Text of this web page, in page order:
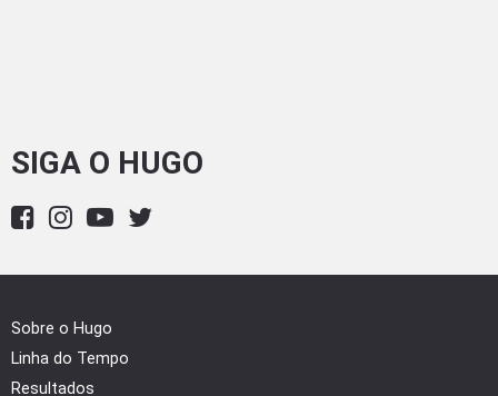
SIGA O HUGO
Sobre o Hugo
Linha do Tempo
Resultados